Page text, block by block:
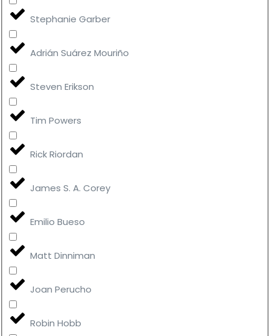
Stephanie Garber
Adrián Suárez Mouriño
Steven Erikson
Tim Powers
Rick Riordan
James S. A. Corey
Emilio Bueso
Matt Dinniman
Joan Perucho
Robin Hobb